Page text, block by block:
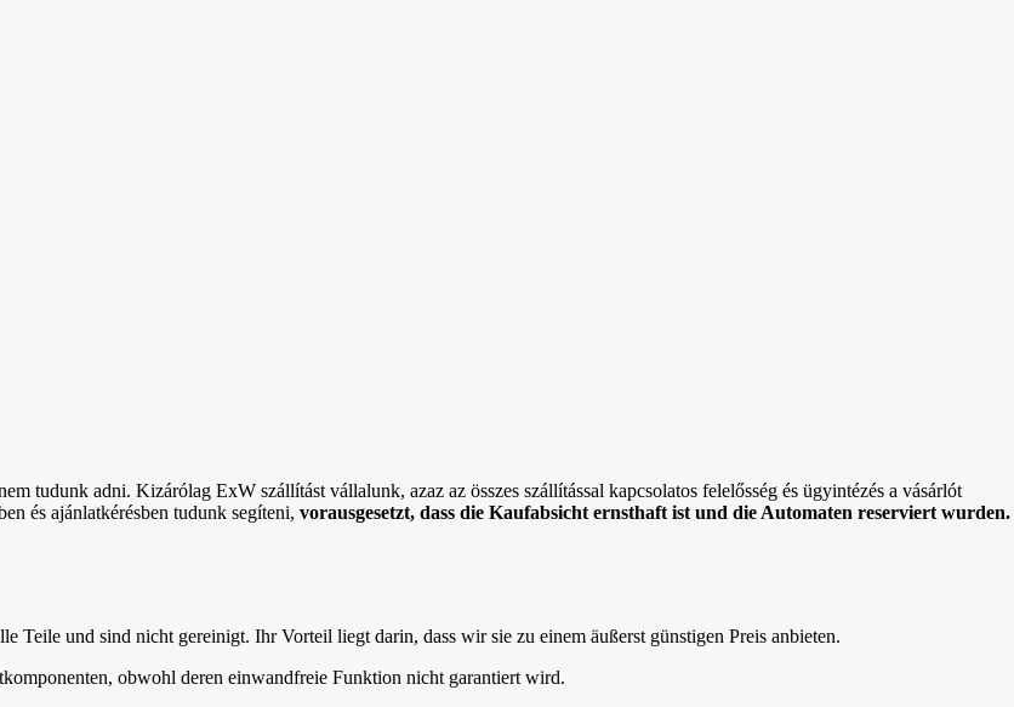
tudunk adni. Kizárólag ExW szállítást vállalunk, azaz az összes szállítással kapcsolatos felelősség és ügyintézés a vásárlót
és ajánlatkérésben tudunk segíteni, vorausgesetzt, dass die Kaufabsicht ernsthaft ist und die Automaten reserviert wurden.
Teile und sind nicht gereinigt. Ihr Vorteil liegt darin, dass wir sie zu einem äußerst günstigen Preis anbieten.
obwohl deren einwandfreie Funktion nicht garantiert wird.